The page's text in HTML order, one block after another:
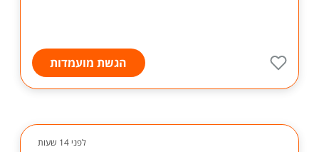
הגשת מועמדות
לפני 14 שעות